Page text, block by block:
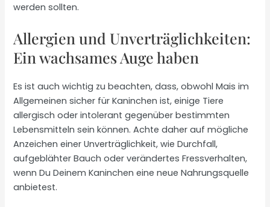
werden sollten.
Allergien und Unverträglichkeiten:
Ein wachsames Auge haben
Es ist auch wichtig zu beachten, dass, obwohl Mais im
Allgemeinen sicher für Kaninchen ist, einige Tiere
allergisch oder intolerant gegenüber bestimmten
Lebensmitteln sein können. Achte daher auf mögliche
Anzeichen einer Unverträglichkeit, wie Durchfall,
aufgeblähter Bauch oder verändertes Fressverhalten,
wenn Du Deinem Kaninchen eine neue Nahrungsquelle
anbietest.